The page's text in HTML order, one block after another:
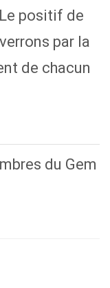
positif de
par la
de chacun
du Gem